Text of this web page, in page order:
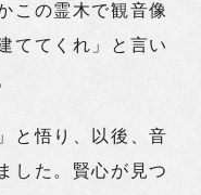
この霊木で観音像
ててくれ」と言い
と悟り、以後、音
した。賢心が見つ